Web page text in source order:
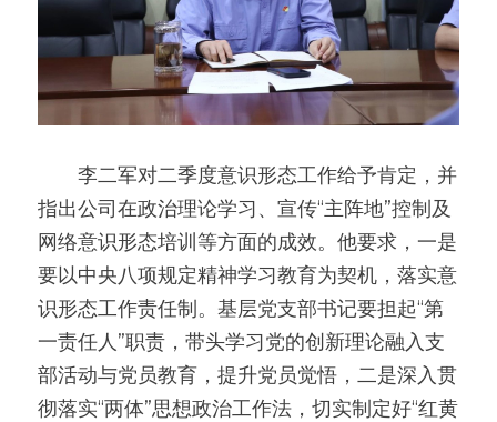
李二军对二季度意识形态工作给予肯定，并
指出公司在政治理论学习、宣传“主阵地”控制及
网络意识形态培训等方面的成效。他要求，一是
要以中央八项规定精神学习教育为契机，落实意
识形态工作责任制。基层党支部书记要担起“第
一责任人”职责，带头学习党的创新理论融入支
部活动与党员教育，提升党员觉悟，二是深入贯
彻落实“两体”思想政治工作法，切实制定好“红黄